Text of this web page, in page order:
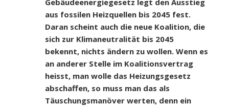
Gebäudeenergiegesetz legt den Ausstieg
aus fossilen Heizquellen bis 2045 fest.
Daran scheint auch die neue Koalition, die
sich zur Klimaneutralität bis 2045
bekennt, nichts ändern zu wollen. Wenn es
an anderer Stelle im Koalitionsvertrag
heisst, man wolle das Heizungsgesetz
abschaffen, so muss man das als
Täuschungsmanöver werten, denn ein